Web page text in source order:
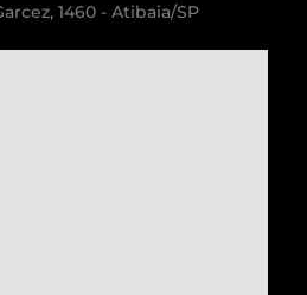
1460 - Atibaia/SP